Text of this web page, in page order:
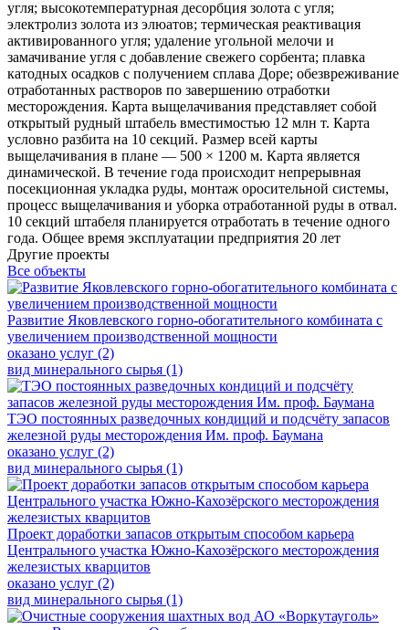
угля; высокотемпературная десорбция золота с угля;
электролиз золота из элюатов; термическая реактивация
активированного угля; удаление угольной мелочи и
замачивание угля с добавление свежего сорбента; плавка
катодных осадков с получением сплава Доре; обезвреживание
отработанных растворов по завершению отработки
месторождения. Карта выщелачивания представляет собой
открытый рудный штабель вместимостью 12 млн т. Карта
условно разбита на 10 секций. Размер всей карты
выщелачивания в плане — 500 × 1200 м. Карта является
динамической. В течение года происходит непрерывная
посекционная укладка руды, монтаж оросительной системы,
процесс выщелачивания и уборка отработанной руды в отвал.
10 секций штабеля планируется отработать в течение одного
года. Общее время эксплуатации предприятия 20 лет
Другие проекты
Все объекты
Развитие Яковлевского горно-обогатительного комбината с
увеличением производственной мощности
оказано услуг (2)
вид минерального сырья (1)
ТЭО постоянных разведочных кондиций и подсчёту запасов
железной руды месторождения Им. проф. Баумана
оказано услуг (2)
вид минерального сырья (1)
Проект доработки запасов открытым способом карьера
Центрального участка Южно-Кахозёрского месторождения
железистых кварцитов
оказано услуг (2)
вид минерального сырья (1)